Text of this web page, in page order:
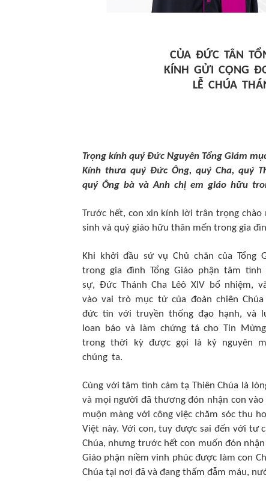
CỦA ĐỨC TÂN
KÍNH GỬI CỘNG
LỄ CHÚA
Trọng kính quý Đức Nguyên Tổng Giám
Kính thưa quý Đức Ông, quý Cha, quý
quý Ông bà và Anh chị em giáo hữu
Trước hết, con xin kính lời trân trọng chào
sinh và quý giáo hữu thân mến trong gia
Khi khởi đầu sứ vụ Chủ chăn của Tổng
trong gia đình Tổng Giáo phận tâm
sự, Đức Thánh Cha Lêô XIV bổ nhiệm,
vào vai trò mục tử của đoàn chiên
đức tin với truyền thống đạo hạnh, và
loan báo và làm chứng tá cho Tin
trong thời kỳ được gọi là kỷ nguyên
chúng ta.
Cùng với tâm tình cảm tạ Thiên Chúa là
và mọi người đã thương đón nhận con
muộn màng với công việc chăm sóc thu
Việt này. Với con, tuy được sai đến với tư
Chúa, nhưng trước hết con muốn đón
Giáo phận niềm vinh phúc được làm con
Chúa tại nơi đã và đang thấm đẫm máu,